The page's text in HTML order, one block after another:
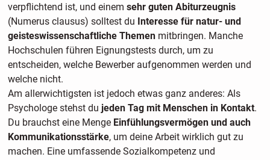
verpflichtend ist, und einem sehr guten Abiturzeugnis
(Numerus clausus) solltest du Interesse für natur- und
geisteswissenschaftliche Themenmitbringen. Manche
Hochschulen führen Eignungstests durch, um zu
entscheiden, welche Bewerber aufgenommen werden und
welche nicht.
Am allerwichtigsten ist jedoch etwas ganz anderes: Als
Psychologe stehst du jeden Tag mit Menschen in Kontakt.
Du brauchst eine Menge Einfühlungsvermögen und auch
Kommunikationsstärke, um deine Arbeit wirklich gut zu
machen. Eine umfassende Sozialkompetenz und